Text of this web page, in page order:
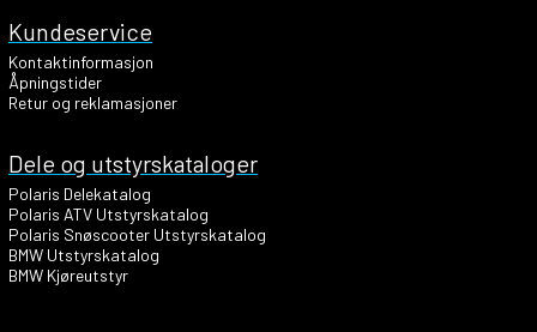
Kundeservice
Kontaktinformasjon
Åpningstider
Retur og reklamasjoner
Dele og utstyrskataloger
Polaris Delekatalog
Polaris ATV Utstyrskatalog
Polaris Snøscooter Utstyrskatalog
BMW Utstyrskatalog
BMW Kjøreutstyr